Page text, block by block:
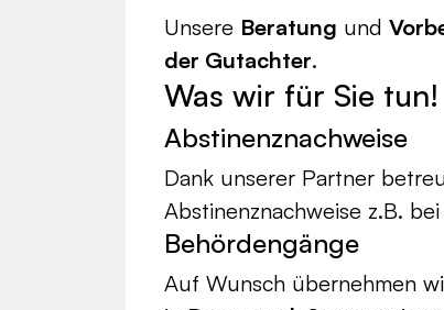
Unsere Beratung und
der Gutachter.
Was wir für Sie tun!
Abstinenznachweise
Dank unserer Partner
Abstinenznachweise z.B.
Behördengänge
Auf Wunsch übernehmen